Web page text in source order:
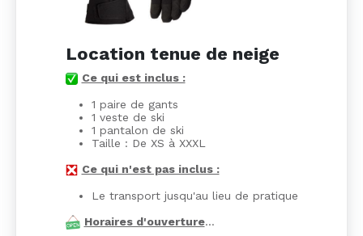
Location tenue de neige
Ce qui est inclus :
1 paire de gants
1 veste de ski
1 pantalon de ski
Taille : De XS à XXXL
Ce qui n'est pas inclus :
Le transport jusqu'au lieu de pratique
Horaires d'ouverture…